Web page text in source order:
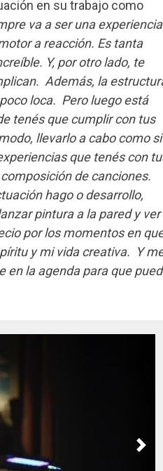
en su trabajo como
va a ser una experiencia
a reacción. Es tanta
Y, por otro lado, te
Además, la
loca. Pero luego está
tenés que cumplir con tus
llevarlo a cabo como si
que tenés con
de canciones.
hago o desarrollo,
pintura a la pared y ver
por los momentos en
y mi vida creativa. Y
en la agenda para que